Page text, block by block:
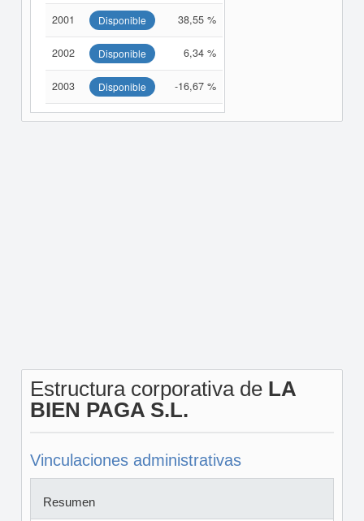
2001 Disponible 38,55 %
2002 Disponible 6,34 %
2003 Disponible -16,67 %
Estructura corporativa de LA
BIEN PAGA S.L.
Vinculaciones administrativas
Resumen